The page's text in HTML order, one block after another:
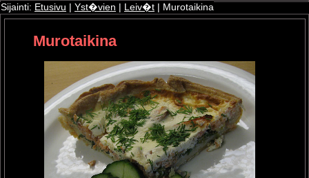
Sijainti: Etusivu Yst�vien Leiv�t | Murotaikina
Murotaikina